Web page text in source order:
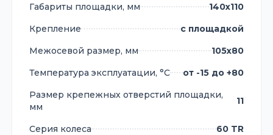
Габариты площадки, мм
140х110
Крепление
с площадкой
Межосевой размер, мм
105х80
Температура эксплуатации, °С
от -15 до +80
Размер крепежных отверстий площадки,
мм
11
Серия колеса
60 TR